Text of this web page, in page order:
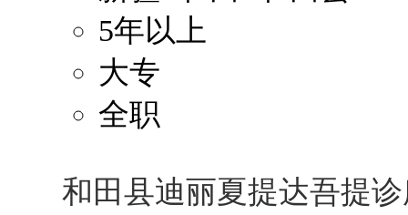
定期团建 节日福利
解决户口
员工旅游
5年以上
大专
全职
和田县迪丽夏提达吾提